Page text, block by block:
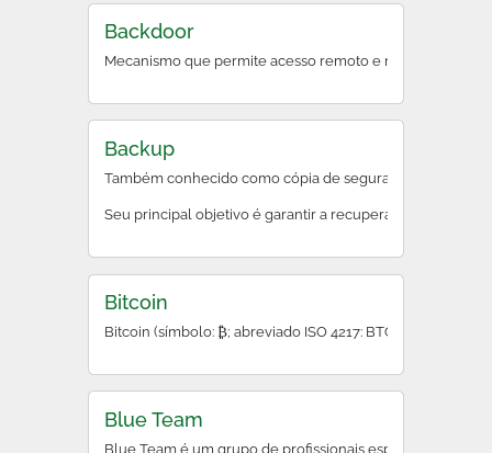
Backdoor
Mecanismo que permite acesso remoto e não
Backup
Também conhecido como cópia de segurança, backup
Seu principal objetivo é garantir a recuperação rápida
Bitcoin
Bitcoin (símbolo: ₿; abreviado ISO 4217: BTC ou XBT) é
Blue Team
Blue Team é um grupo de profissionais especializados